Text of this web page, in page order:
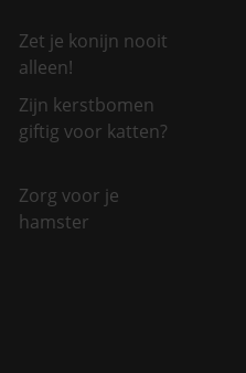
Zet je konijn nooit
alleen!
Zijn kerstbomen
giftig voor katten?
Zorg voor je
hamster